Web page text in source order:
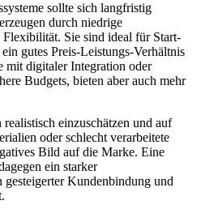
sollte sich langfristig
durch niedrige
Sie sind ideal für Start-
gutes Preis-Leistungs-Verhältnis
mit digitaler Integration oder
Budgets, bieten aber auch mehr
einzuschätzen und auf
oder schlecht verarbeitete
Bild auf die Marke. Eine
ein starker
Kundenbindung und